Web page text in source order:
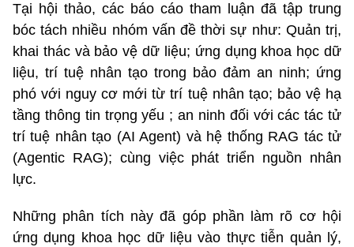
Tại hội thảo, các báo cáo tham luận đã tập trung
bóc tách nhiều nhóm vấn đề thời sự như: Quản trị,
khai thác và bảo vệ dữ liệu; ứng dụng khoa học dữ
liệu, trí tuệ nhân tạo trong bảo đảm an ninh; ứng
phó với nguy cơ mới từ trí tuệ nhân tạo; bảo vệ hạ
tầng thông tin trọng yếu ; an ninh đối với các tác tử
trí tuệ nhân tạo (AI Agent) và hệ thống RAG tác tử
(Agentic RAG); cùng việc phát triển nguồn nhân
lực.
Những phân tích này đã góp phần làm rõ cơ hội
ứng dụng khoa học dữ liệu vào thực tiễn quản lý,